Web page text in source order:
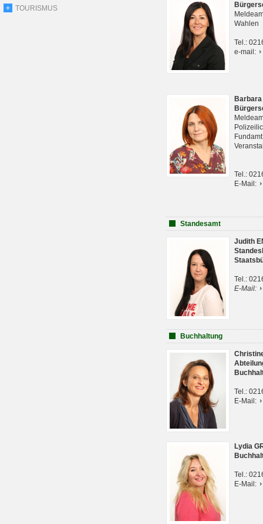
TOURISMUS
Wahlen
Tel.:
e-mail:
Tel.:
E-Mail:
Standesamt
Judith
Tel.:
E-Mail:
Buchhaltung
Tel.:
E-Mail:
Lydia
Tel.:
E-Mail: